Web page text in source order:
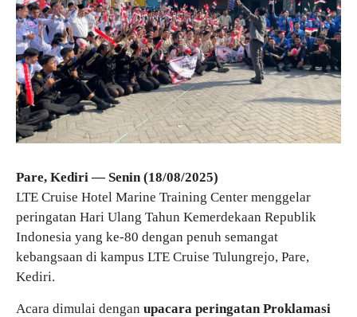
Pare, Kediri — Senin (18/08/2025)
LTE Cruise Hotel Marine Training Center menggelar
peringatan Hari Ulang Tahun Kemerdekaan Republik
Indonesia yang ke-80 dengan penuh semangat
kebangsaan di kampus LTE Cruise Tulungrejo, Pare,
Kediri.
Acara dimulai dengan upacara peringatan Proklamasi